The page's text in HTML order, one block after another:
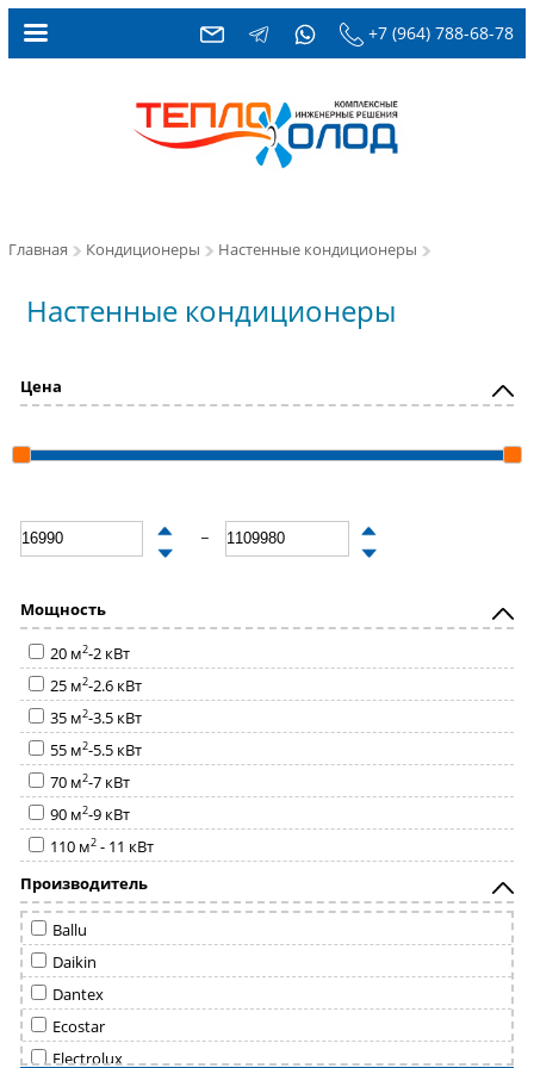
+7 (964) 788-68-78
Главная Кондиционеры Настенные кондиционеры
Настенные кондиционеры
Цена
Мощность
20 м2-2 кВт
25 м2-2.6 кВт
35 м2-3.5 кВт
55 м2-5.5 кВт
70 м2-7 кВт
90 м2-9 кВт
110 м2 - 11 кВт
Производитель
Ballu
Daikin
Dantex
Ecostar
Electrolux